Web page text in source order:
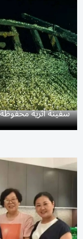
سفينة أثرية